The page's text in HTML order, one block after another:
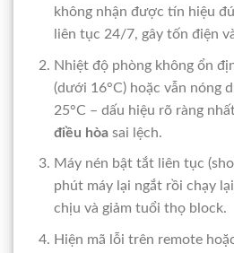
không nhận được tín hiệu
liên tục 24/7, gây tốn điện
Nhiệt độ phòng không ổn
(dưới 16°C) hoặc vẫn nóng
25°C – dấu hiệu rõ ràng
điều hòasai lệch.
Máy nén bật tắt liên tục
phút máy lại ngắt rồi chạy
chịu và giảm tuổi thọ block.
Hiện mã lỗi trên remote